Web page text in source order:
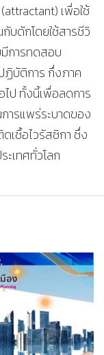
เพื่อใช้
บดักโดยใช้สารชีวิ
มีการทดสอบ
ฏิบัติการ กึ่งภาค
ไป ทั้งนี้เพื่อลดการ
ารแพร่ระบาดของ
เชื้อไวรัสซิกา ซึ่ง
เทศทั่วโลก